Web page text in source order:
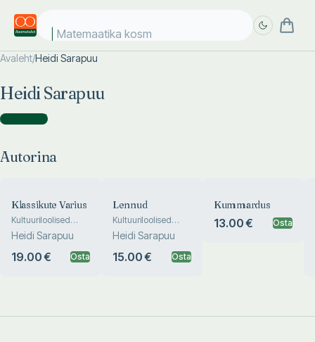
Matemaatika kosmo
Avaleht/Heidi Sarapuu
Heidi Sarapuu
Autorina )
Autorina
Klassikute Varius
Kultuuriloolised
lavatekstid
Heidi Sarapuu
19.00 € Osta
Lennud
Kultuuriloolised
lavatekstid
Heidi Sarapuu
15.00 € Osta
Kummardus
13.00 € Osta